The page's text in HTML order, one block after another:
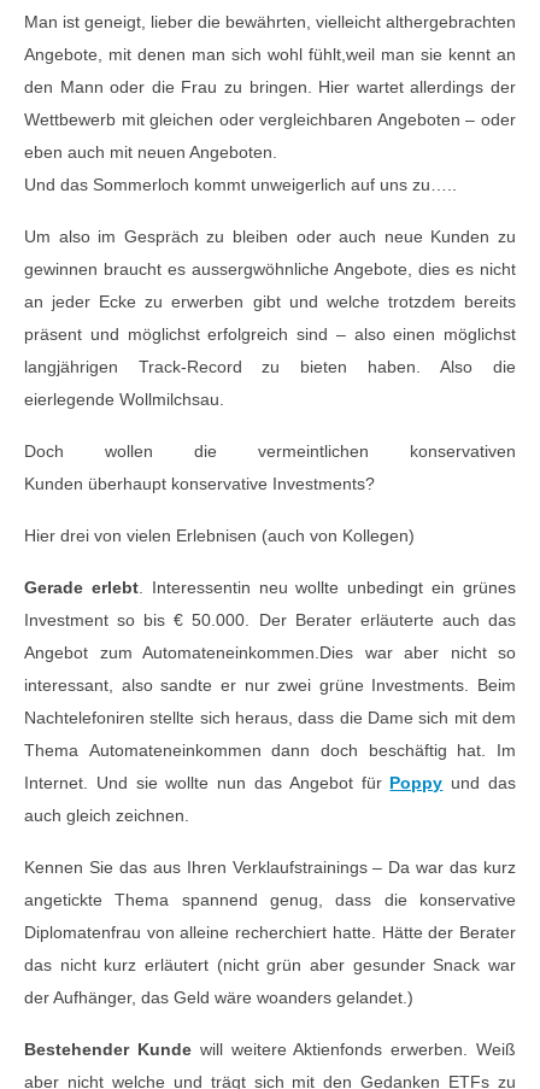
Man ist geneigt, lieber die bewährten, vielleicht althergebrachten
Angebote, mit denen man sich wohl fühlt,weil man sie kennt an
den Mann oder die Frau zu bringen. Hier wartet allerdings der
Wettbewerb mit gleichen oder vergleichbaren Angeboten – oder
eben auch mit neuen Angeboten.
Und das Sommerloch kommt unweigerlich auf uns zu…..
Um also im Gespräch zu bleiben oder auch neue Kunden zu
gewinnen braucht es aussergwöhnliche Angebote, dies es nicht
an jeder Ecke zu erwerben gibt und welche trotzdem bereits
präsent und möglichst erfolgreich sind – also einen möglichst
langjährigen Track-Record zu bieten haben. Also die
eierlegende Wollmilchsau.
Doch wollen die vermeintlichen konservativen
Kunden überhaupt konservative Investments?
Hier drei von vielen Erlebnisen (auch von Kollegen)
Gerade erlebt. Interessentin neu wollte unbedingt ein grünes
Investment so bis € 50.000. Der Berater erläuterte auch das
Angebot zum Automateneinkommen.Dies war aber nicht so
interessant, also sandte er nur zwei grüne Investments. Beim
Nachtelefoniren stellte sich heraus, dass die Dame sich mit dem
Thema Automateneinkommen dann doch beschäftig hat. Im
Internet. Und sie wollte nun das Angebot für Poppy und das
auch gleich zeichnen.
Kennen Sie das aus Ihren Verklaufstrainings – Da war das kurz
angetickte Thema spannend genug, dass die konservative
Diplomatenfrau von alleine recherchiert hatte. Hätte der Berater
das nicht kurz erläutert (nicht grün aber gesunder Snack war
der Aufhänger, das Geld wäre woanders gelandet.)
Bestehender Kundewill weitere Aktienfonds erwerben. Weiß
aber nicht welche und trägt sich mit den Gedanken ETFs zu